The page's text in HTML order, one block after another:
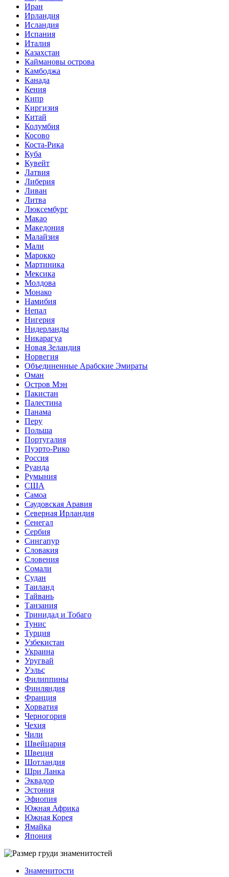
Иран
Ирландия
Исландия
Испания
Италия
Казахстан
Каймановы острова
Камбоджа
Канада
Кения
Кипр
Киргизия
Китай
Колумбия
Косово
Коста-Рика
Куба
Кувейт
Латвия
Либерия
Ливан
Литва
Люксембург
Макао
Македония
Малайзия
Мали
Марокко
Мартиника
Мексика
Молдова
Монако
Намибия
Непал
Нигерия
Нидерланды
Никарагуа
Новая Зеландия
Норвегия
Объединенные Арабские Эмираты
Оман
Остров Мэн
Пакистан
Палестина
Панама
Перу
Польша
Португалия
Пуэрто-Рико
Россия
Руанда
Румыния
США
Самоа
Саудовская Аравия
Северная Ирландия
Сенегал
Сербия
Сингапур
Словакия
Словения
Сомали
Судан
Таиланд
Тайвань
Танзания
Тринидад и Тобаго
Тунис
Турция
Узбекистан
Украина
Уругвай
Уэльс
Филиппины
Финляндия
Франция
Хорватия
Черногория
Чехия
Чили
Швейцария
Швеция
Шотландия
Шри Ланка
Эквадор
Эстония
Эфиопия
Южная Африка
Южная Корея
Ямайка
Япония
Знаменитости